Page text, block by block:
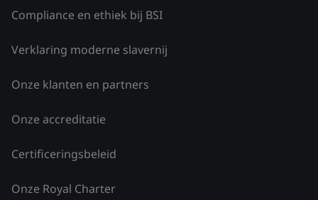
Compliance en ethiek bij BSI
Verklaring moderne slavernij
Onze klanten en partners
Onze accreditatie
Certificeringsbeleid
Onze Royal Charter